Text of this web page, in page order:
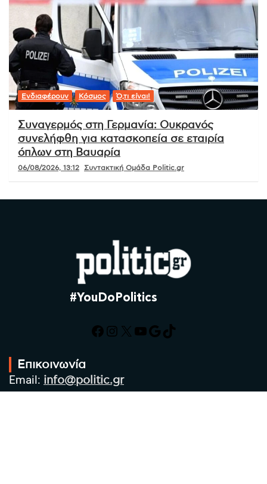
Ενδιαφέρουν Κόσμος Ό,τι είναι!
Συναγερμός στη Γερμανία: Ουκρανός
συνελήφθη για κατασκοπεία σε εταιρία
όπλων στη Βαυαρία
06/08/2026, 13:12 Συντακτική Ομάδα Politic.gr
#YouDoPolitics
Facebook
Instagram
X YouTube
Google
TikTok
Επικοινωνία
Email: info@politic.gr
Τηλ: